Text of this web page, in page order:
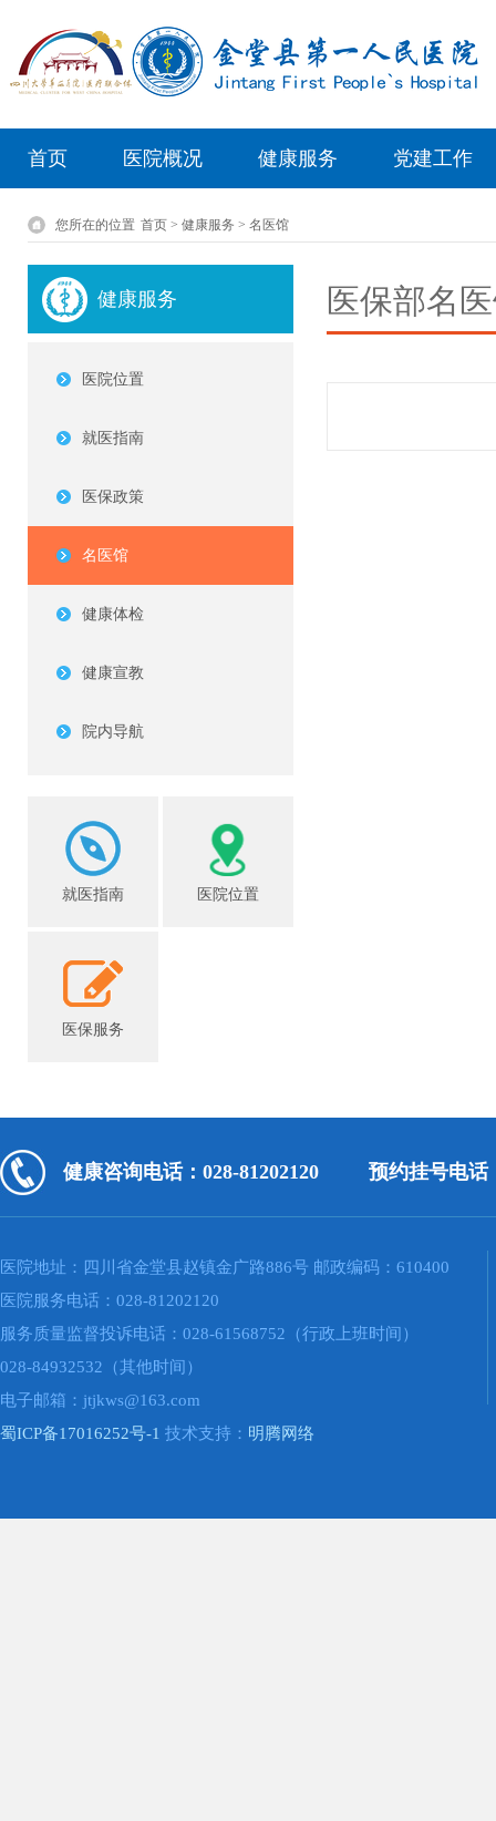
首页 医院概况 健康服务 党建工作
您所在的位置 首页 > 健康服务 > 名医馆
健康服务
医院位置
就医指南
医保政策
名医馆
健康体检
健康宣教
院内导航
就医指南 医院位置
医保服务
医保部名
健康咨询电话：028-81202120 预约挂号电话
医院地址：四川省金堂县赵镇金广路886号 邮政编码：610400
医院服务电话：028-81202120
服务质量监督投诉电话：028-61568752（行政上班时间）
028-84932532（其他时间）
电子邮箱：jtjkws@163.com
蜀ICP备17016252号-1 技术支持： 明腾网络